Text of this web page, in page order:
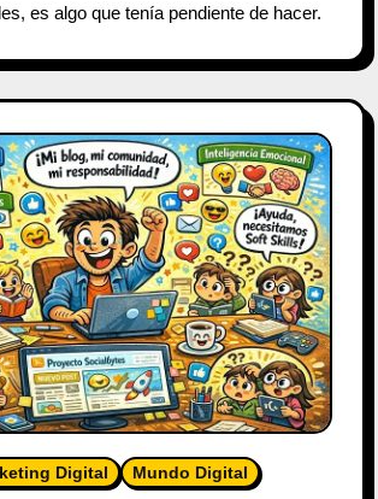
es algo que tenía pendiente de hacer.
Digital Mundo Digital